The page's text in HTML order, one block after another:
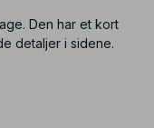
Den har et kort
detaljer i sidene.
with a marked